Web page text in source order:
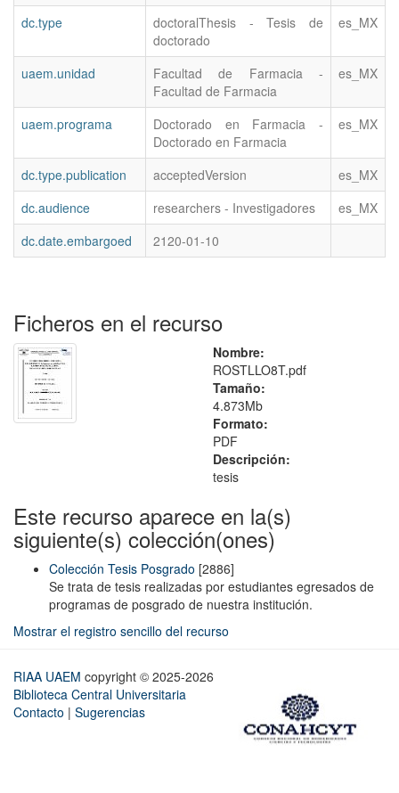
dc.type
doctoralThesis - Tesis de
doctorado
es_MX
uaem.unidad
Facultad de Farmacia -
Facultad de Farmacia
es_MX
uaem.programa
Doctorado en Farmacia -
Doctorado en Farmacia
es_MX
dc.type.publication acceptedVersion
es_MX
dc.audience
researchers - Investigadores
es_MX
dc.date.embargoed
2120-01-10
Ficheros en el recurso
Nombre:
ROSTLLO8T.pdf
Tamaño:
4.873Mb
Formato:
PDF
Descripción:
tesis
Este recurso aparece en la(s)
siguiente(s) colección(ones)
Colección Tesis Posgrado [2886]
Se trata de tesis realizadas por estudiantes egresados de
programas de posgrado de nuestra institución.
Mostrar el registro sencillo del recurso
RIAA UAEM copyright © 2025-2026
Biblioteca Central Universitaria
Contacto | Sugerencias